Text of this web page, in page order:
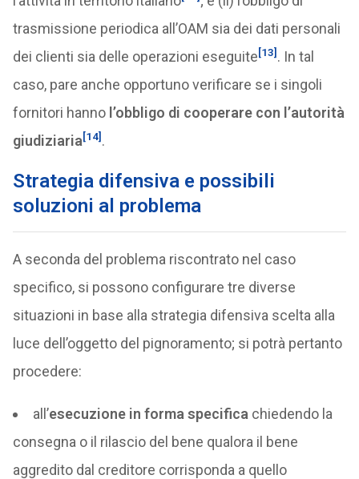
trasmissione periodica all’OAM sia dei dati personali
dei clienti sia delle operazioni eseguite[13] . In tal
caso, pare anche opportuno verificare se i singoli
fornitori hanno l’obbligo di cooperare con l’autorità
giudiziaria[14] .
Strategia difensiva e possibili
soluzioni al problema
A seconda del problema riscontrato nel caso
specifico, si possono configurare tre diverse
situazioni in base alla strategia difensiva scelta alla
luce dell’oggetto del pignoramento; si potrà pertanto
procedere:
all’esecuzione in forma specifica chiedendo la
consegna o il rilascio del bene qualora il bene
aggredito dal creditore corrisponda a quello